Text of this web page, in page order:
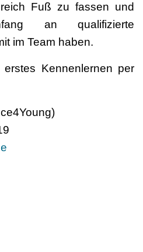
Fuß zu fassen und
an qualifizierte
im Team haben.
Kennenlernen per